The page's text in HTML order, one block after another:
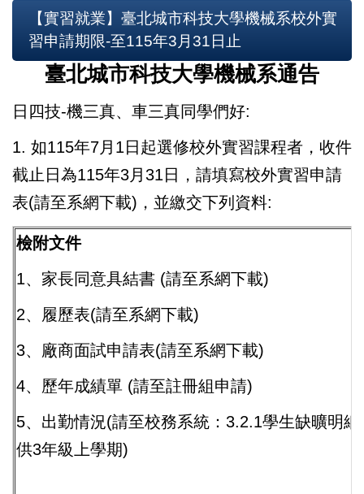
【實習就業】臺北城市科技大學機械系校外實
習申請期限-至115年3月31日止
臺北城市科技大學機械系通告
日四技-機三真、車三真同學們好:
1. 如115年7月 1日起選修校外實習課程者，收件
截止日為115年3月31日，請填寫校外實習申請
表(請至系網下載) ，並繳交下列資料:
檢附文件
1、家長同意具結書 (請至系網下載)
2、履歷表(請至系網下載)
3、廠商面試申請表(請至系網下載)
4、歷年成績單 (請至註冊組申請)
5、出勤情況(請至校務系統： 3.2.1學生缺曠明細
供3年級上學期)